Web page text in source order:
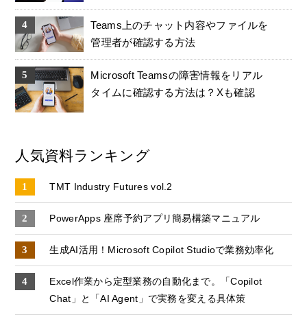
Teams上のチャット内容やファイルを
管理者が確認する方法
Microsoft Teamsの障害情報をリアル
タイムに確認する方法は？Xも確認
人気資料ランキング
TMT Industry Futures vol.2
PowerApps 座席予約アプリ簡易構築マニュアル
生成AI活用！Microsoft Copilot Studioで業務効率化
Excel作業から定型業務の自動化まで。「Copilot
Chat」と「AI Agent」で実務を変える具体策